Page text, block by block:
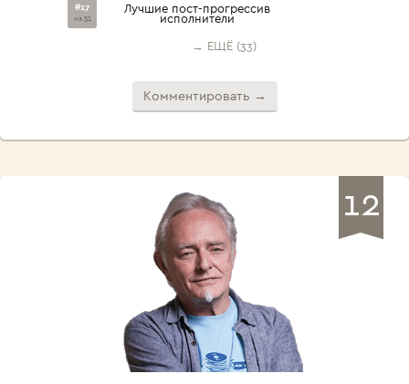
#17
из 51
Лучшие пост-прогрессив
исполнители
→ ЕЩЁ (33)
Комментировать →
12